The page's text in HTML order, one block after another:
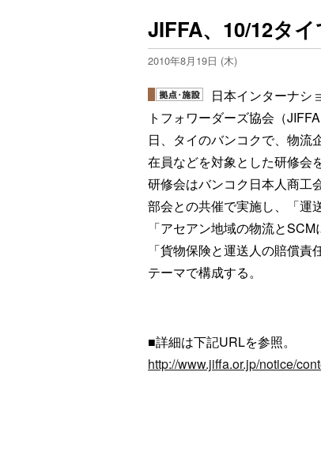
JIFFA、10/12タ
2010年8月19日 (木)
日本インターナシ
トフォワーダーズ協会（
日、タイのバンコクで、物流
在員などを対象とした研修会
研修会はバンコク日本人商工
部会との共催で実施し、「運
「アセアン地域の物流とSCM
「貨物保険と運送人の賠償責
テーマで構成する。
■詳細は下記URLを参照。
http://www.jiffa.or.jp/notice/